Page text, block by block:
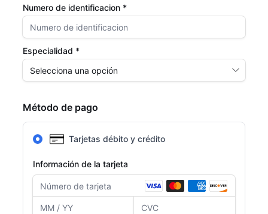
Numero de identificacion *
Especialidad *
Método de pago
Tarjetas débito y crédito
Información de la tarjeta